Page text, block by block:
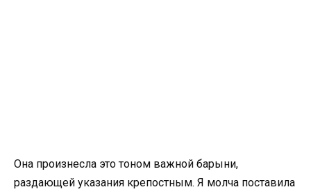
Она произнесла это тоном важной барыни,
раздающей указания крепостным. Я молча поставила